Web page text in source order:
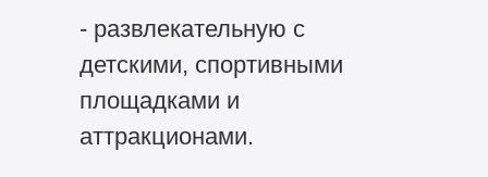
- развлекательную с
детскими, спортивными
площадками и
аттракционами.